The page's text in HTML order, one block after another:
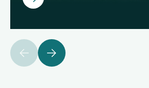
précédentsuivant